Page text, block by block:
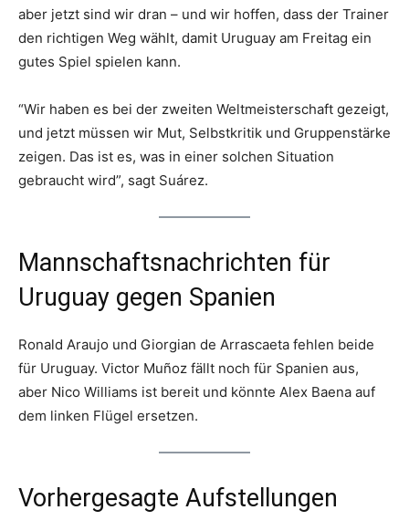
aber jetzt sind wir dran – und wir hoffen, dass der Trainer
den richtigen Weg wählt, damit Uruguay am Freitag ein
gutes Spiel spielen kann.
“Wir haben es bei der zweiten Weltmeisterschaft gezeigt,
und jetzt müssen wir Mut, Selbstkritik und Gruppenstärke
zeigen. Das ist es, was in einer solchen Situation
gebraucht wird”, sagt Suárez.
Mannschaftsnachrichten für
Uruguay gegen Spanien
Ronald Araujo und Giorgian de Arrascaeta fehlen beide
für Uruguay. Victor Muñoz fällt noch für Spanien aus,
aber Nico Williams ist bereit und könnte Alex Baena auf
dem linken Flügel ersetzen.
Vorhergesagte Aufstellungen